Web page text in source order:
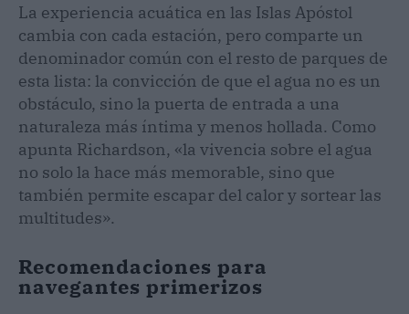
La experiencia acuática en las Islas Apóstol
cambia con cada estación, pero comparte un
denominador común con el resto de parques de
esta lista: la convicción de que el agua no es un
obstáculo, sino la puerta de entrada a una
naturaleza más íntima y menos hollada. Como
apunta Richardson, «la vivencia sobre el agua
no solo la hace más memorable, sino que
también permite escapar del calor y sortear las
multitudes».
Recomendaciones para
navegantes primerizos